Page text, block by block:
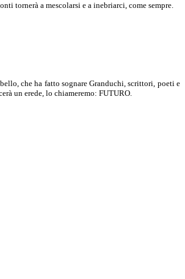
tornerà a mescolarsi e a inebriarci, come sempre.
che ha fatto sognare Granduchi, scrittori, poeti e
un erede, lo chiameremo: FUTURO.